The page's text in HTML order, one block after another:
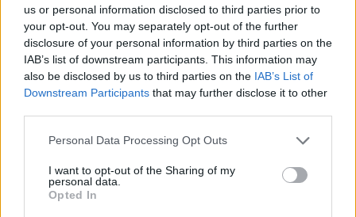
us or personal information disclosed to third parties prior to
your opt-out. You may separately opt-out of the further
disclosure of your personal information by third parties on the
IAB’s list of downstream participants. This information may
also be disclosed by us to third parties on the IAB’s List of
Downstream Participants that may further disclose it to other
Personal Data Processing Opt Outs
I want to opt-out of the Sharing of my
personal data.
Opted In
Ο ΕνΔΤΚ κατά τον μήνα Ιούλιο 2023, σε σύγκριση
με τον Ιούνιο 2023, παρουσίασε μείωση 1,0%
έναντι μείωσης 1,6% που σημειώθηκε κατά την
αντίστοιχη σύγκριση του προηγούμενου έτους.
Ο μέσος ΕνΔΤΚ του δωδεκαμήνου Αυγούστου
2022 - Ιουλίου 2023, σε σύγκριση με τον
2021 - Ιουλίου 2022, παρουσίασε αύξηση 6,8%
έναντι αύξησης 6,4% που σημειώθηκε κατά την